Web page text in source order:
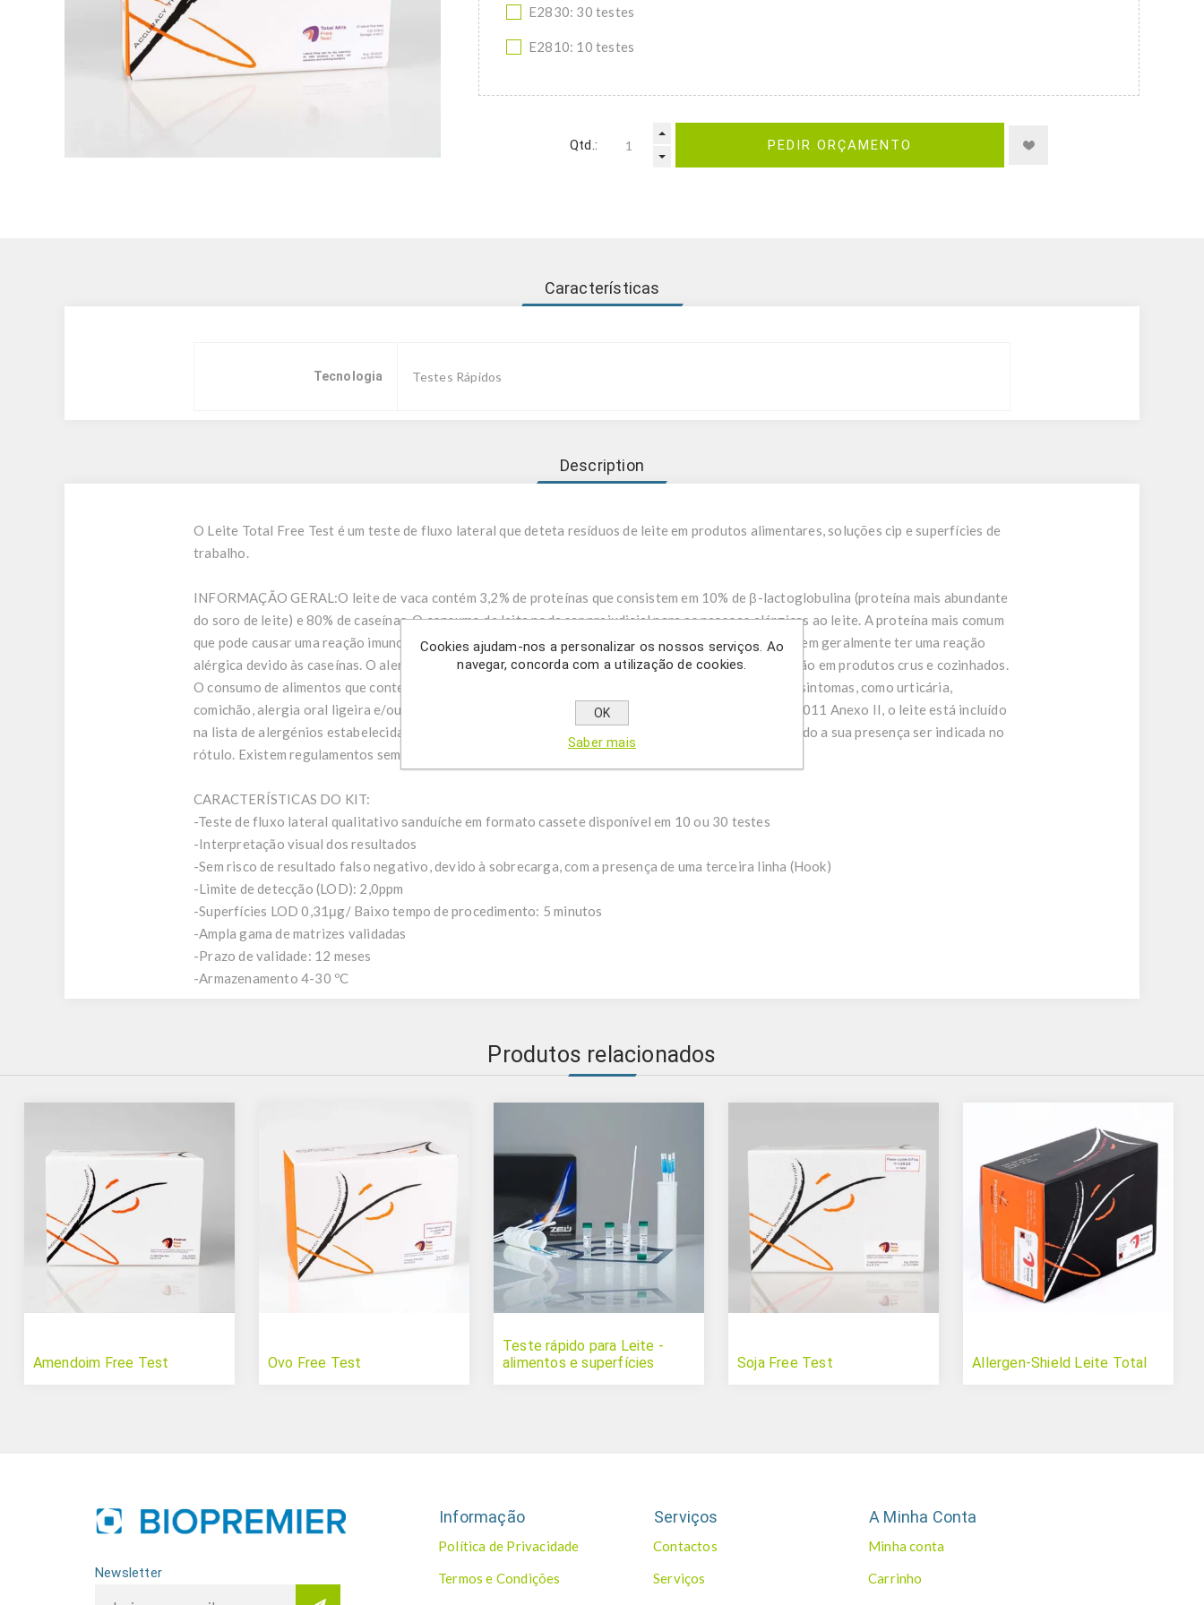
E2830: 30 testes
E2810: 10 testes
Qtd.: PEDIR ORÇAMENTO
Características
Tecnologia Testes Rápidos
Description
O Leite Total Free Test é um teste de fluxo lateral que deteta resíduos de leite em produtos alimentares, soluções cip e superfícies de
trabalho.
INFORMAÇÃO GERAL:O leite de vaca contém 3,2% de proteínas que consistem em 10% de β-lactoglobulina (proteína mais abundante
do soro de leite) e 80% de caseínas. O consumo de leite pode ser prejudicial para as pessoas alérgicas ao leite. A proteína mais comum
que pode causar uma reação imunológica nas crianças é a β-lactoglobulina, enquanto os adultos podem geralmente ter uma reação
alérgica devido às caseínas. O alergénio pode estar presente como ingrediente ou como contaminação em produtos crus e cozinhados.
O consumo de alimentos que contenham leite por pessoas alérgicas pode causar uma vasta gama de sintomas, como urticária,
comichão, alergia oral ligeira e/ou choque anafilático. De acordo com o regulamento (UE) n.º 1169/2011 Anexo II, o leite está incluído
na lista de alergénios estabelecida pela Autoridade Europeia para a Segurança dos Alimentos, devendo a sua presença ser indicada no
rótulo. Existem regulamentos semelhantes, p. nos EUA, Canadá, Austrália e Nova Zelândia.
CARACTERÍSTICAS DO KIT:
-Teste de fluxo lateral qualitativo sanduíche em formato cassete disponível em 10 ou 30 testes
-Interpretação visual dos resultados
-Sem risco de resultado falso negativo, devido à sobrecarga, com a presença de uma terceira linha (Hook)
-Limite de detecção (LOD): 2,0ppm
-Superfícies LOD 0,31μg/ Baixo tempo de procedimento: 5 minutos
-Ampla gama de matrizes validadas
-Prazo de validade: 12 meses
-Armazenamento 4-30 ºC
Produtos relacionados
Amendoim Free Test Ovo Free Test
Teste rápido para Leite -
alimentos e superfícies
Soja Free Test Allergen-Shield Leite Total
Newsletter
Informação
Política de Privacidade
Termos e Condições
Serviços
Contactos
Serviços
A Minha Conta
Minha conta
Carrinho
Cookies ajudam-nos a personalizar os nossos serviços. Ao
navegar, concorda com a utilização de cookies.
OK
Saber mais